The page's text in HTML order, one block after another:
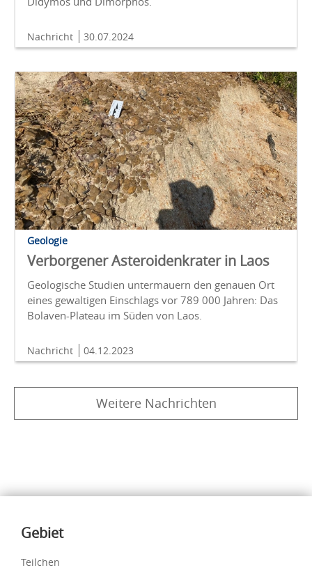
Nachricht 30.07.2024
Geologie
Verborgener Asteroidenkrater in Laos
Geologische Studien untermauern den genauen Ort
eines gewaltigen Einschlags vor 789 000 Jahren: Das
Bolaven-Plateau im Süden von Laos.
Nachricht 04.12.2023
Weitere Nachrichten
Inhalte
Gebiet
Teilchen